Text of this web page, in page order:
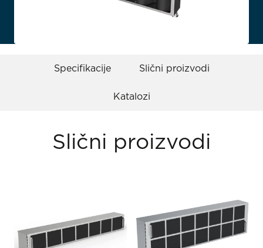
Specifikacije Slični proizvodi
Katalozi
Slični proizvodi